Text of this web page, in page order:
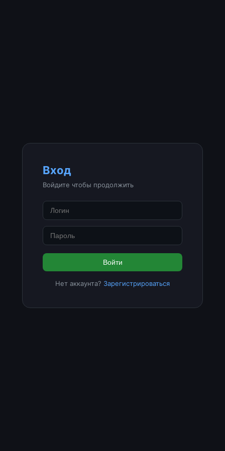
Вход
Войдите чтобы продолжить
Войти
Нет аккаунта? Зарегистрироваться